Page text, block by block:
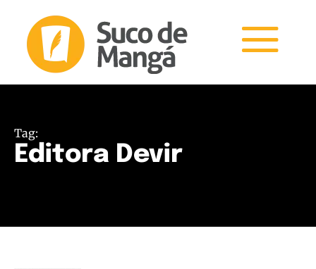
Tag:
Editora Devir